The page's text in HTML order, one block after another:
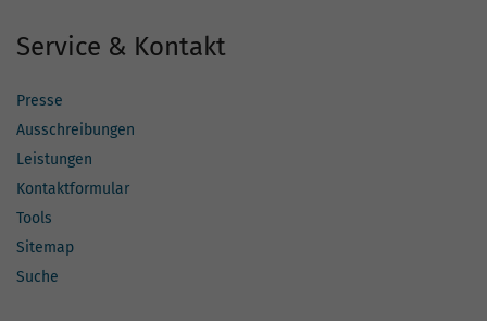
Service & Kontakt
Presse
Ausschreibungen
Leistungen
Kontaktformular
Tools
Sitemap
Suche